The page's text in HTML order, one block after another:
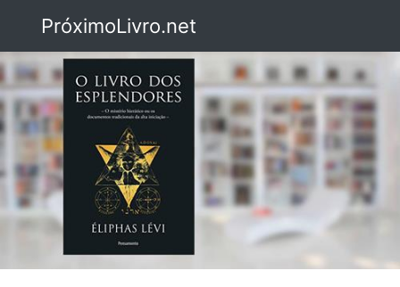
PróximoLivro.net